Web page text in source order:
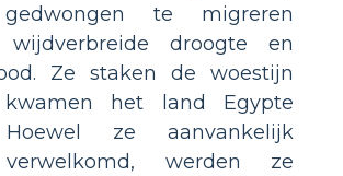
te migreren
wijdverbreide droogte en
Ze staken de woestijn
het land Egypte
ze aanvankelijk
werden ze